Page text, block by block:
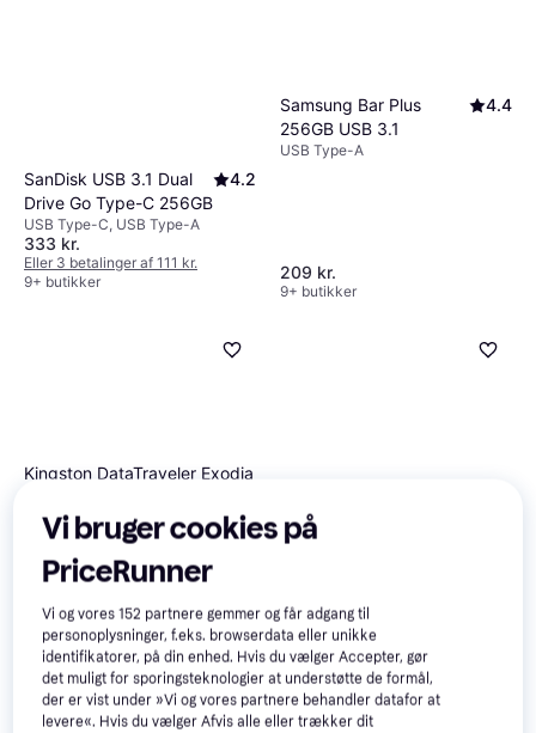
SanDisk USB 3.1 Dual
Drive Go Type-C 256GB
4.2
USB Type-C, USB Type-A
333 kr.
Eller 3 betalinger af 111 kr.
9+ butikker
Samsung Bar Plus
256GB USB 3.1
4.4
USB Type-A
209 kr.
9+ butikker
Kingston DataTraveler Exodia
Stick
169 kr.
Eller 3 betalinger af 56 kr.
7 butikker
256GB
332 kr.
Eller 3 betalinger af 111 kr.
9+ butikker
Vi bruger cookies på
PriceRunner
Vi og vores152 partnere gemmer og får adgang til
personoplysninger, f.eks. browserdata eller unikke
identifikatorer, på din enhed. Hvis du vælger Accepter, gør
det muligt for sporingsteknologier at understøtte de formål,
der er vist under »Vi og vores partnere behandler datafor at
levere«. Hvis du vælger Afvis alle eller trækker dit